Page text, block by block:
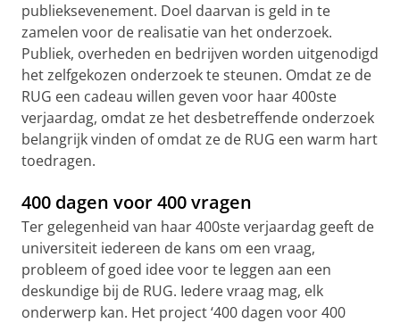
publieksevenement. Doel daarvan is geld in te
zamelen voor de realisatie van het onderzoek.
Publiek, overheden en bedrijven worden uitgenodigd
het zelfgekozen onderzoek te steunen. Omdat ze de
RUG een cadeau willen geven voor haar 400ste
verjaardag, omdat ze het desbetreffende onderzoek
belangrijk vinden of omdat ze de RUG een warm hart
toedragen.
400 dagen voor 400 vragen
Ter gelegenheid van haar 400ste verjaardag geeft de
universiteit iedereen de kans om een vraag,
probleem of goed idee voor te leggen aan een
deskundige bij de RUG. Iedere vraag mag, elk
onderwerp kan. Het project ‘400 dagen voor 400